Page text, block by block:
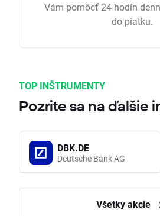
Vám pomôcť 24 hodín
do piatku.
TOP INŠTRUMENTY
Pozrite sa na ďalšie
DBK.DE
Deutsche Bank AG
Všetky akcie